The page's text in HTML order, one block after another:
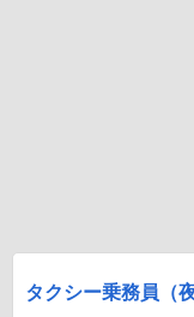
タクシー乗務員（